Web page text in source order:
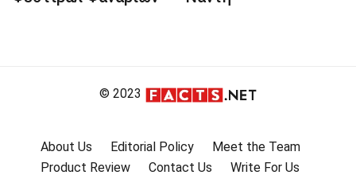
© 2023
About Us Editorial Policy
Meet the Team
Product Review
Contact Us
Write For Us